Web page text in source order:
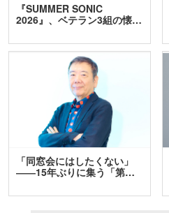
『SUMMER SONIC
2026』、ベテラン3組の懐…
「同窓会にはしたくない」
――15年ぶりに集う「第…